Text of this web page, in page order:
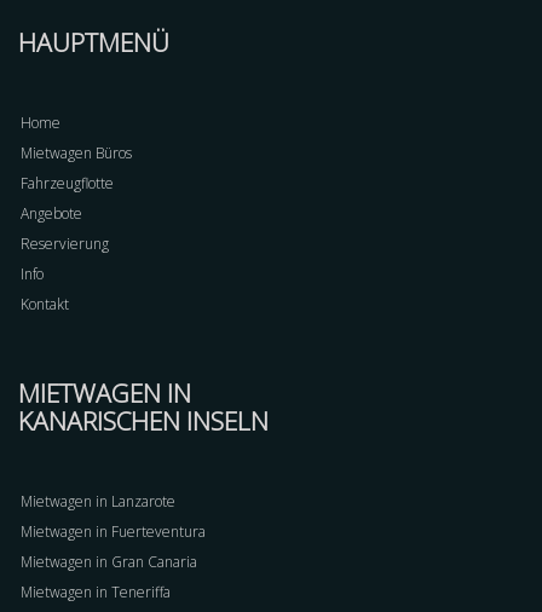
HAUPTMENÜ
Home
Mietwagen Büros
Fahrzeugflotte
Angebote
Reservierung
Info
Kontakt
MIETWAGEN IN
KANARISCHEN INSELN
Mietwagen in Lanzarote
Mietwagen in Fuerteventura
Mietwagen in Gran Canaria
Mietwagen in Teneriffa